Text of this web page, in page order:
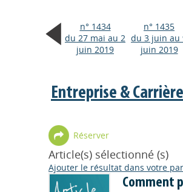
n° 1434
du 27 mai au 2
juin 2019
n° 1435
du 3 juin au
juin 2019
Entreprise &
Réserver
Article(s) sélectionné (s)
Ajouter le résultat dans votre
Comment